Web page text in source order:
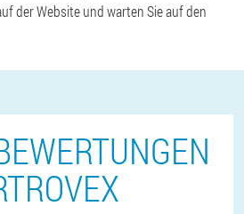
der Website und warten Sie auf den